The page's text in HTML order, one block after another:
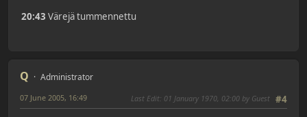
20:43 Värejä tummennettu
Q Administrator
#4
07 June 2005, 16:49 Last Edit: 01 January 1970, 02:00 by Guest